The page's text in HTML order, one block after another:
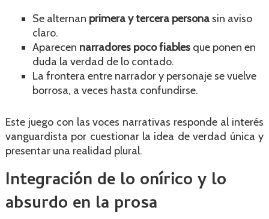
Se alternan primera y tercera personasin aviso
claro.
Aparecen narradores poco fiablesque ponen en
duda la verdad de lo contado.
La frontera entre narrador y personaje se vuelve
borrosa, a veces hasta confundirse.
Este juego con las voces narrativas responde al interés
vanguardista por cuestionar la idea de verdad única y
presentar una realidad plural.
Integración de lo onírico y lo
absurdo en la prosa